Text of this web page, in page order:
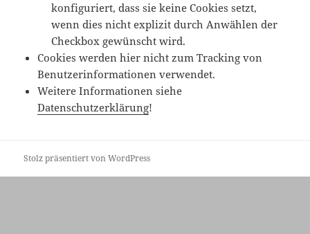
konfiguriert, dass sie keine Cookies setzt,
wenn dies nicht explizit durch Anwählen der
Checkbox gewünscht wird.
Cookies werden hier nicht zum Tracking von
Benutzerinformationen verwendet.
Weitere Informationen siehe
Datenschutzerklärung!
Stolz präsentiert von WordPress